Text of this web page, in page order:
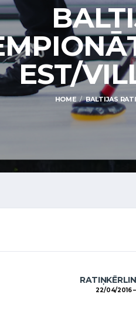
EST/
HOME BALTIJAS
22/04/2016